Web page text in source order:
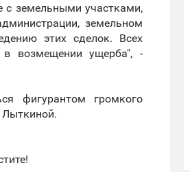
с земельными участками,
земельном
этих сделок. Всех
в возмещении ущерба", -
фигурантом громкого
Лыткиной.